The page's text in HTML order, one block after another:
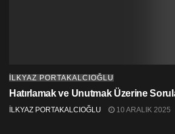
İLKYAZ PORTAKALCIOĞLU
Hatırlamak ve Unutmak Üzerine
İLKYAZ PORTAKALCIOĞLU 10 ARALIK 2025